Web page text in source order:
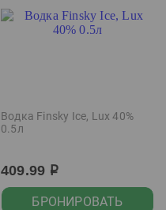
Водка Finsky Ice, Lux 40%
0.5л
409.99 р
БРОНИРОВАТЬ